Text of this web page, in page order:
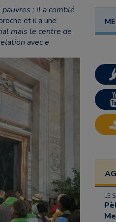
; il a comblé
et il a une
mais le centre de
avec e
LE